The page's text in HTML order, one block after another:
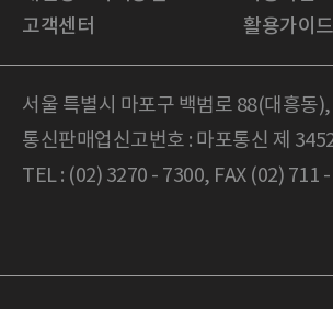
고객센터
활용가이드
서울 특별시 마포구 백범로 88(대흥동
통신판매업신고번호 : 마포통신 제
TEL : (02) 3270 - 7300, FAX (02)